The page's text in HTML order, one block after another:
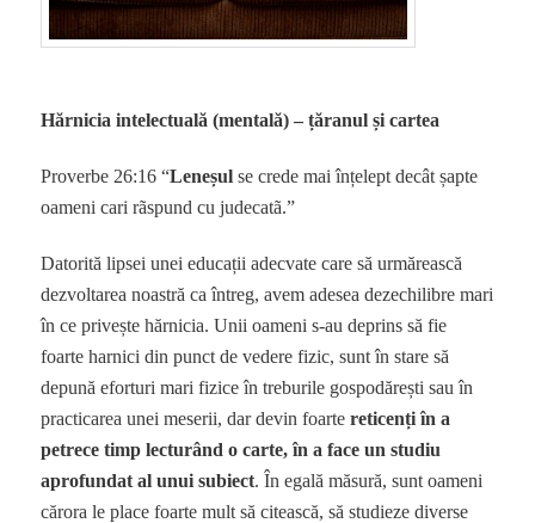
Hărnicia intelectuală (mentală) – țăranul și cartea
Proverbe 26:16 “Leneșulse crede mai înțelept decât șapte
oameni cari rãspund cu judecatã.”
Datorită lipsei unei educații adecvate care să urmărească
dezvoltarea noastră ca întreg, avem adesea dezechilibre mari
în ce privește hărnicia. Unii oameni s-au deprins să fie
foarte harnici din punct de vedere fizic, sunt în stare să
depună eforturi mari fizice în treburile gospodărești sau în
practicarea unei meserii, dar devin foartereticenți în a
petrece timp lecturând o carte, în a face un studiu
aprofundat al unui subiect. În egală măsură, sunt oameni
cărora le place foarte mult să citească, să studieze diverse